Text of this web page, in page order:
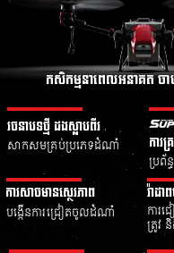
កសិកម្មនាពេលអនាគត​ ចា
រចនាបទថ្មី ដងស្លាបពីរ
សាកសមគ្រប់ប្រភេទដំណាំ ការ
ប្រព័ន្
ការសាចមានស្ថេរភាព រ៉ាដ
បង្កើនការជ្រៀតចូលដំណាំ ការ
ត្រូវ